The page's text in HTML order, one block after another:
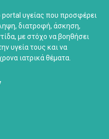
portal υγείας που προσφέρει
διατροφή, άσκηση,
με στόχο να βοηθήσει
υγεία τους και να
ιατρικά θέματα.